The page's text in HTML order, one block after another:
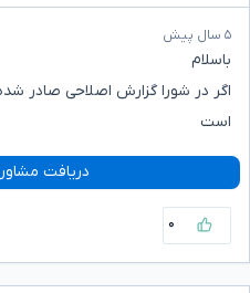
۵ سال پیش
باسلام
اگر در شورا گزارش اصلاحی صادر
است
دریافت
۰